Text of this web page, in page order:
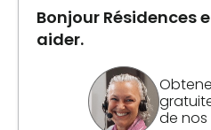
Bonjour Résidences
aider.
de nos